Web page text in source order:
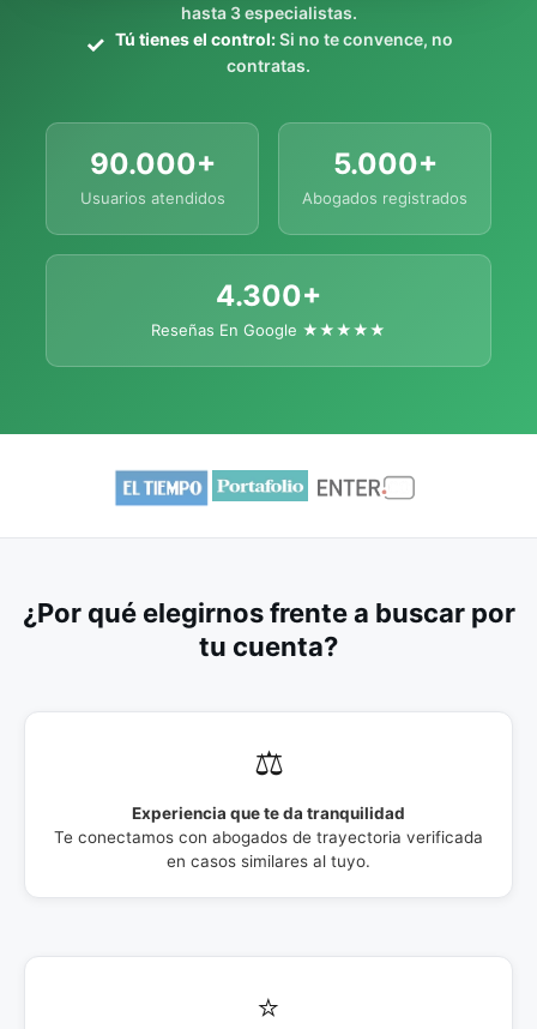
hasta 3 especialistas.
Tú tienes el control:Si no te convence, no
contratas.
90.000+
Usuarios atendidos
5.000+
Abogados registrados
4.300+
Reseñas En Google ★★★★★
¿Por qué elegirnos frente a buscar por
tu cuenta?
⚖️
Experiencia que te da tranquilidad
Te conectamos con abogados de trayectoria verificada
en casos similares al tuyo.
⭐